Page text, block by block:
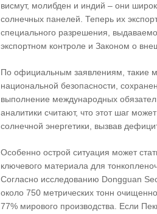
висмут, молибден и индий – они
солнечных панелей. Теперь их
специального разрешения,
экспортном контроле и Законом о
По официальным заявлениям, такие
национальной безопасности,
выполнение международных
аналитики считают, что этот шаг
солнечной энергетики, вызвав
Особенно острой ситуация может
ключевого материала для
Согласно исследованию Dongguan
около 750 метрических тонн
77% мирового производства. Если